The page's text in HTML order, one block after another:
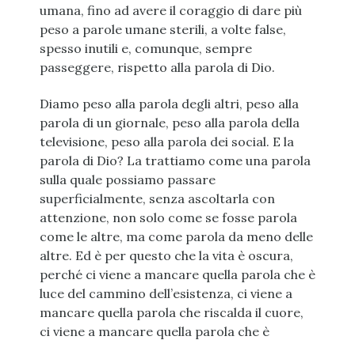
umana, fino ad avere il coraggio di dare più
peso a parole umane sterili, a volte false,
spesso inutili e, comunque, sempre
passeggere, rispetto alla parola di Dio.
Diamo peso alla parola degli altri, peso alla
parola di un giornale, peso alla parola della
televisione, peso alla parola dei social. E la
parola di Dio? La trattiamo come una parola
sulla quale possiamo passare
superficialmente, senza ascoltarla con
attenzione, non solo come se fosse parola
come le altre, ma come parola da meno delle
altre. Ed è per questo che la vita è oscura,
perché ci viene a mancare quella parola che è
luce del cammino dell’esistenza, ci viene a
mancare quella parola che riscalda il cuore,
ci viene a mancare quella parola che è